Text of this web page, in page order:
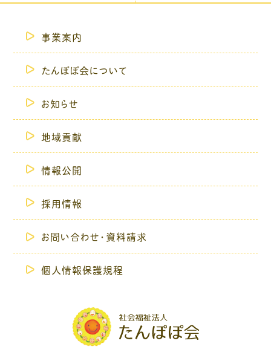
事業案内
たんぽぽ会について
お知らせ
地域貢献
情報公開
採用情報
お問い合わせ・資料請求
個人情報保護規程